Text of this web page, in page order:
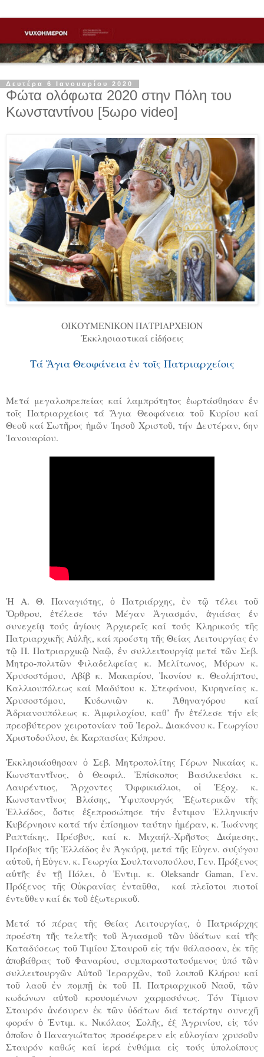
Δευτέρα 6 Ιανουαρίου 2020
Φώτα ολόφωτα 2020 στην Πόλη του
Κωνσταντίνου [5ωρο video]
ΟΙΚΟΥΜΕΝΙΚΟΝ ΠΑΤΡΙΑΡΧΕΙΟΝ
Ἐκκλησιαστικαί εἰδήσεις
Τά Ἅγια Θεοφάνεια ἐν τοῖς Πατριαρχείοις
Μετά μεγαλοπρεπείας καί λαμπρότητος ἑωρτάσθησαν ἐν
τοῖς Πατριαρχείοις τά Ἅγια Θεοφάνεια τοῦ Κυρίου καί
Θεοῦ καί Σωτῆρος ἡμῶν Ἰησοῦ Χριστοῦ, τήν Δευτέραν, 6ην
Ἰανουαρίου.
Ἡ Α. Θ. Παναγιότης, ὁ Πατριάρχης, ἐν τῷ τέλει τοῦ
Ὄρθρου, ἐτέλεσε τόν Μέγαν Ἁγιασμόν, ἁγιάσας ἐν
συνεχείᾳ τούς ἁγίους Ἀρχιερεῖς καί τούς Κληρικούς τῆς
Πατριαρχικῆς Αὐλῆς, καί προέστη τῆς Θείας Λειτουργίας ἐν
τῷ Π. Πατριαρχικῷ Ναῷ, ἐν συλλειτουργίᾳ μετά τῶν Σεβ.
Μητρο-πολιτῶν Φιλαδελφείας κ. Μελίτωνος, Μύρων κ.
Χρυσοστόμου, Λβίβ κ. Μακαρίου, Ἰκονίου κ. Θεολήπτου,
Καλλιουπόλεως καί Μαδύτου κ. Στεφάνου, Κυρηνείας κ.
Χρυσοστόμου, Κυδωνιῶν κ. Ἀθηναγόρου καί
Ἀδριανουπόλεως κ. Ἀμφιλοχίου, καθ’ ἥν ἐτέλεσε τήν εἰς
πρεσβύτερον χειροτονίαν τοῦ Ἱερολ. Διακόνου κ. Γεωργίου
Χριστοδούλου, ἐκ Καρπασίας Κύπρου.
Ἐκκλησιάσθησαν ὁ Σεβ. Μητροπολίτης Γέρων Νικαίας κ.
Κωνσταντῖνος, ὁ Θεοφιλ. Ἐπίσκοπος Βασιλκεύσκι κ.
Λαυρέντιος, Ἄρχοντες Ὀφφικιάλιοι, οἱ Ἐξοχ. κ.
Κωνσταντῖνος Βλάσης, Ὑφυπουργός Ἐξωτερικῶν τῆς
Ἑλλάδος, ὅστις ἐξεπροσώπησε τήν ἔντιμον Ἑλληνικήν
Κυβέρνησιν κατά τήν ἐπίσημον ταύτην ἡμέραν, κ. Ἰωάννης
Ραπτάκης, Πρέσβυς, καί κ. Μιχαήλ-Χρῆστος Διάμεσης,
Πρέσβυς τῆς Ἑλλάδος ἐν Ἀγκύρᾳ, μετά τῆς Εὐγεν. συζύγου
αὐτοῦ, ἡ Εὐγεν. κ. Γεωργία Σουλτανοπούλου, Γεν. Πρόξενος
αὐτῆς ἐν τῇ Πόλει, ὁ Ἐντιμ. κ. Oleksandr Gaman, Γεν.
Πρόξενος τῆς Οὐκρανίας ἐνταῦθα, καί πλεῖστοι πιστοί
ἐντεῦθεν καί ἐκ τοῦ ἐξωτερικοῦ.
Μετά τό πέρας τῆς Θείας Λειτουργίας, ὁ Πατριάρχης
προέστη τῆς τελετῆς τοῦ Ἁγιασμοῦ τῶν ὑδάτων καί τῆς
Καταδύσεως τοῦ Τιμίου Σταυροῦ εἰς τήν θάλασσαν, ἐκ τῆς
ἀποβάθρας τοῦ Φαναρίου, συμπαραστατούμενος ὑπό τῶν
συλλειτουργῶν Αὐτοῦ Ἱεραρχῶν, τοῦ λοιποῦ Κλήρου καί
τοῦ λαοῦ ἐν πομπῇ ἐκ τοῦ Π. Πατριαρχικοῦ Ναοῦ, τῶν
κωδώνων αὐτοῦ κρουομένων χαρμοσύνως. Τόν Τίμιον
Σταυρόν ἀνέσυρεν ἐκ τῶν ὑδάτων διά τετάρτην συνεχῆ
φοράν ὁ Ἐντιμ. κ. Νικόλαος Σολῆς, ἐξ Ἀγρινίου, εἰς τόν
ὁποῖον ὁ Παναγιώτατος προσέφερεν εἰς εὐλογίαν χρυσοῦν
Σταυρόν καθώς καί ἱερά ἐνθύμια εἰς τούς ὑπολοίπους